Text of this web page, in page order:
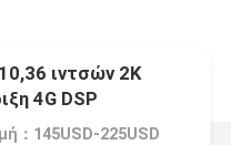
ιντσών 2K
4G DSP
πουλιών
：145USD-225USD